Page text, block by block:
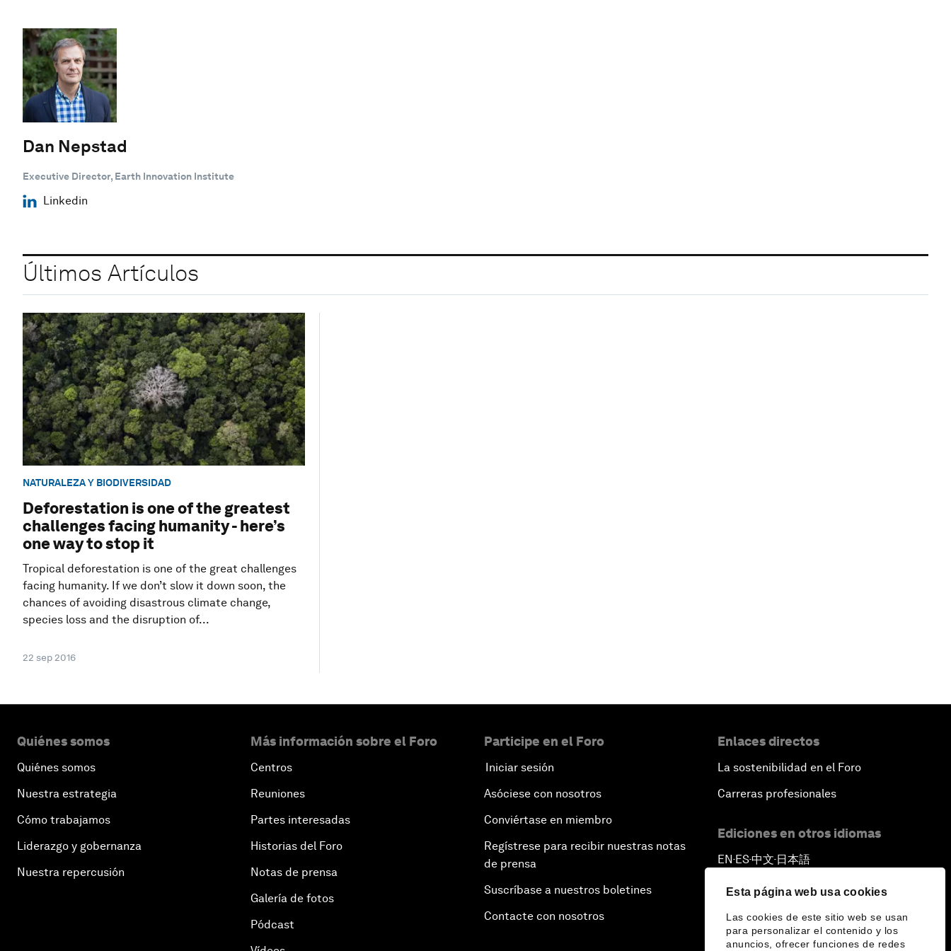
Esta página web usa cookies
Las cookies de este sitio web se usan
para personalizar el contenido y los
anuncios, ofrecer funciones de redes
Dan Nepstad
Executive Director, Earth Innovation Institute
Linkedin
Últimos Artículos
NATURALEZA Y BIODIVERSIDAD
Deforestation is one of the greatest
challenges facing humanity - here’s
one way to stop it
Tropical deforestation is one of the great challenges
facing humanity. If we don’t slow it down soon, the
chances of avoiding disastrous climate change,
species loss and the disruption of...
22 sep 2016
Quiénes somos
Quiénes somos
Nuestra estrategia
Cómo trabajamos
Liderazgo y gobernanza
Nuestra repercusión
Más información sobre el Foro
Centros
Reuniones
Partes interesadas
Historias del Foro
Notas de prensa
Galería de fotos
Pódcast
Participe en el Foro
Iniciar sesión
Asóciese con nosotros
Conviértase en miembro
Regístrese para recibir nuestras notas
de prensa
Suscríbase a nuestros boletines
Contacte con nosotros
Enlaces directos
La sostenibilidad en el Foro
Carreras profesionales
Ediciones en otros idiomas
EN ▪ ES▪中文▪ 日本語